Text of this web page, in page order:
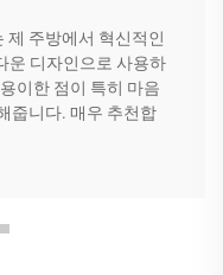
제 주방에서 혁신적인
운 디자인으로 사용하
이한 점이 특히 마음
줍니다. 매우 추천합